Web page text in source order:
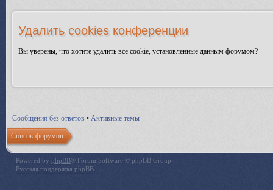
Удалить cookies конференции
Вы уверены, что хотите удалить все cookie, установленные данным форумом?
Сообщения без ответов • Активные темы
Список форумов
Powered by phpBB® Forum Software © phpBB Group
Русская поддержка phpBB